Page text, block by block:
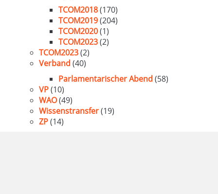
TCOM2018(170)
TCOM2019(204)
TCOM2020(1)
TCOM2023(2)
TCOM2023(2)
Verband (40)
Parlamentarischer Abend (58)
VP(10)
WAO(49)
Wissenstransfer(19)
ZP(14)